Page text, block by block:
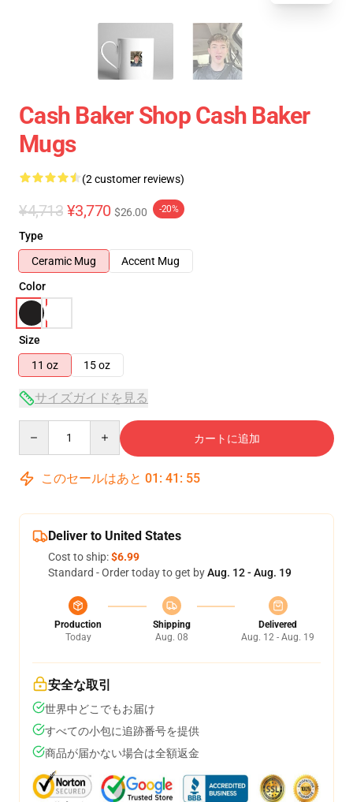
Cash Baker Shop Cash Baker
Mugs
(2 customer reviews)
¥4,713 ¥3,770 $26.00 -20%
Type
Ceramic Mug
Accent Mug
Color
Size
11 oz
15 oz
サイズガイドを見る
カートに追加
このセールはあと 01 : 41 : 55
Deliver to United States
Cost to ship:$6.99
Standard - Order today to get byAug. 12 - Aug. 19
Production
Today
Shipping
Aug. 08
Delivered
Aug. 12 - Aug. 19
安全な取引
世界中どこでもお届け
すべての小包に追跡番号を提供
商品が届かない場合は全額返金